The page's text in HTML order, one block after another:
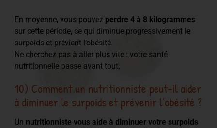
En moyenne, vous pouvez perdre 4 à 8 kilogrammes
sur cette période, ce qui diminue progressivement le
surpoids et prévient l’obésité.
Ne cherchez pas à aller plus vite : votre santé
nutritionnelle passe avant tout.
10) Comment un nutritionniste peut-il aider
à diminuer le surpoids et prévenir l’obésité ?
Un nutritionniste vous aide à diminuer votre surpoids